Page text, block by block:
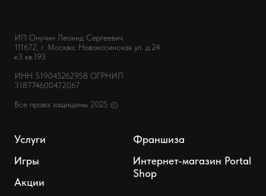
ИП Онучин Леонид Сергеевич
111672, г. Москва, Новокосинская ул. д.24
к3 кв.193
ИНН 519045262958 ОГРНИП
318774600472067
Все права защищены 2025 ©
Услуги
Игры
Акции
Франшиза
Интернет-магазин Portal
Shop